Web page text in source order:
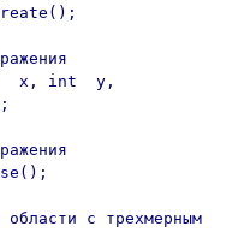
x, int  y,
области с трехмерным